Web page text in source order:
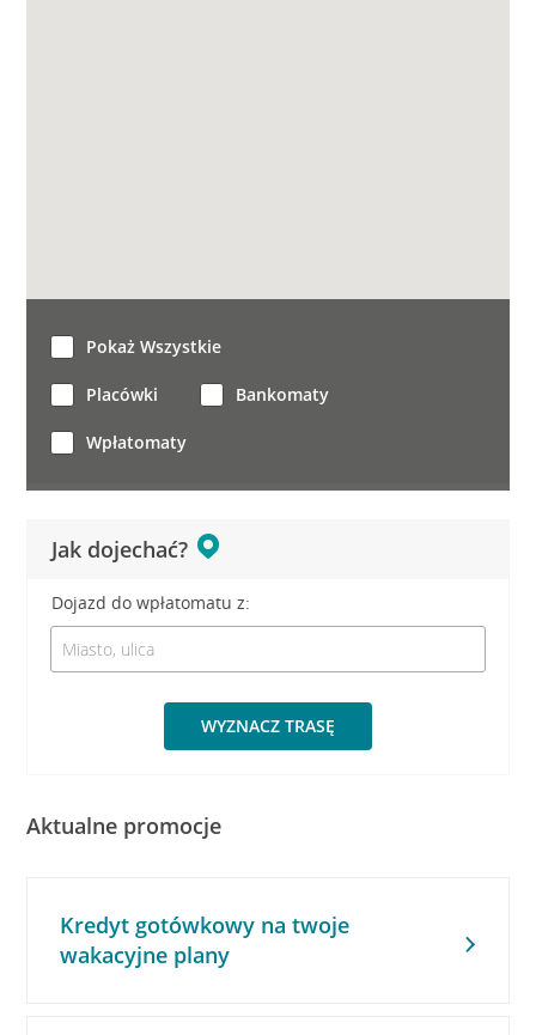
Jak dojechać?
Dojazd do wpłatomatu z:
WYZNACZ TRASĘ
Pokaż Wszystkie
Placówki Bankomaty
Wpłatomaty
Aktualne promocje
Kredyt gotówkowy na twoje
wakacyjne plany